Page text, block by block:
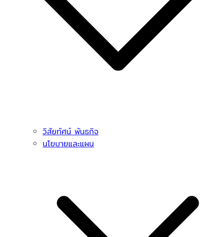
วิสัยทัศน์ พันธกิจ
นโยบายและแผน